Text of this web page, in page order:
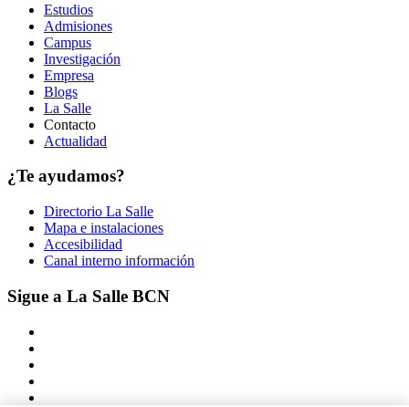
Estudios
Admisiones
Campus
Investigación
Empresa
Blogs
La Salle
Contacto
Actualidad
¿Te ayudamos?
Directorio La Salle
Mapa e instalaciones
Accesibilidad
Canal interno información
Sigue a La Salle BCN